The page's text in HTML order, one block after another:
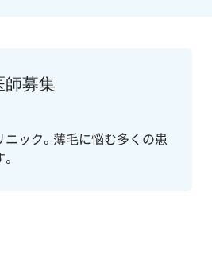
募集
ニック。薄毛に悩む多くの患